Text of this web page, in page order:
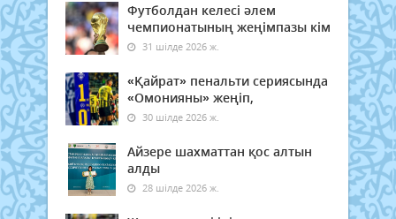
Футболдан келесі әлем
чемпионатының жеңімпазы кім
31 шілде 2026 ж.
«Қайрат» пенальти сериясында
«Омонияны» жеңіп,
30 шілде 2026 ж.
Айзере шахматтан қос алтын
алды
28 шілде 2026 ж.